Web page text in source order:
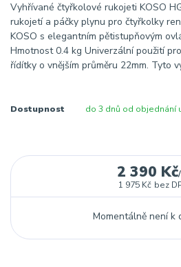
Vyhřívané čtyřkolové rukojeti KOSO
rukojetí a páčky plynu pro čtyřkolky
KOSO s elegantním pětistupňovým
Hmotnost 0.4 kg Univerzální použití
řídítky o vnějším průměru 22mm. Tyto
Dostupnost do 3 dnů od objednání
2 390 Kč/
1 975 Kč bez
Momentálně není k